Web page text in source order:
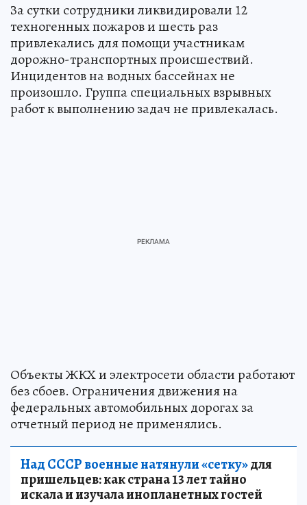
За сутки сотрудники ликвидировали 12
техногенных пожаров и шесть раз
привлекались для помощи участникам
дорожно-транспортных происшествий.
Инцидентов на водных бассейнах не
произошло. Группа специальных взрывных
работ к выполнению задач не привлекалась.
Объекты ЖКХ и электросети области работают
без сбоев. Ограничения движения на
федеральных автомобильных дорогах за
отчетный период не применялись.
Над СССР военные натянули «сетку»для
пришельцев: как страна 13 лет тайно
искала и изучала инопланетных гостей